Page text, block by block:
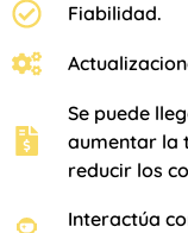
Fiabilidad.
Se puede
aumentar la
reducir los
Interactúa